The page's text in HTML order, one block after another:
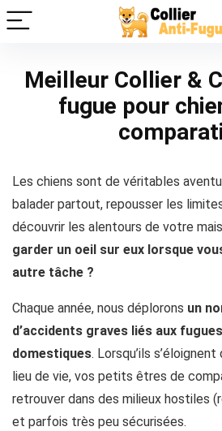
Meilleur Collier &
fugue pour
Les chiens sont de véritables
balader partout, repousser les
découvrir les alentours de votre
garder un oeil sur eux lorsque
autre tâche ?
Chaque année, nous déplorons un
d’accidents graves liés aux
domestiques. Lorsqu’ils
lieu de vie, vos petits êtres de
retrouver dans des milieux hostiles
et parfois très peu sécurisées.